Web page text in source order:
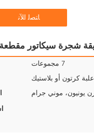
ﺎﺘﺼﻟ ﺍﻶﻧ
7 مجموعات
علبة كرتون أو بلاستيك